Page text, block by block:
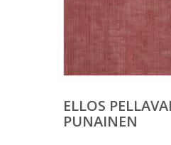
ELLOS
PUNAINEN